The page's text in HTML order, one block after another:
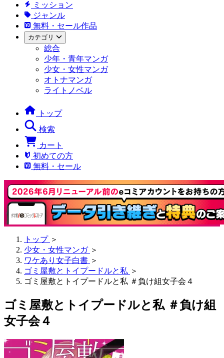
ミッション
ジャンル
無料・セール作品
カテゴリ
総合
少年・青年マンガ
少女・女性マンガ
オトナマンガ
ライトノベル
トップ
検索
カート
初めての方
無料・セール
トップ ＞
少女・女性マンガ ＞
ワケあり女子白書 ＞
ゴミ屋敷とトイプードルと私 ＞
ゴミ屋敷とトイプードルと私 ＃負け組女子会４
ゴミ屋敷とトイプードルと私 ＃負け組
女子会４